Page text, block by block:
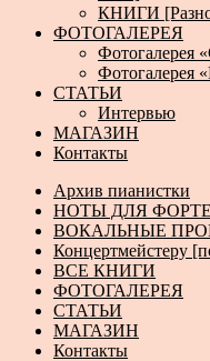
КНИГИ
ФОТОГАЛЕРЕЯ
Фотогалерея
Фотогалерея
СТАТЬИ
Интервью
МАГАЗИН
Контакты
Архив пианистки
НОТЫ ДЛЯ
ВОКАЛЬНЫЕ
Концертмейстеру
ВСЕ КНИГИ
ФОТОГАЛЕРЕЯ
СТАТЬИ
МАГАЗИН
Контакты